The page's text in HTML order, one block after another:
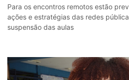
Para os encontros remotos estão
ações e estratégias das redes
suspensão das aulas